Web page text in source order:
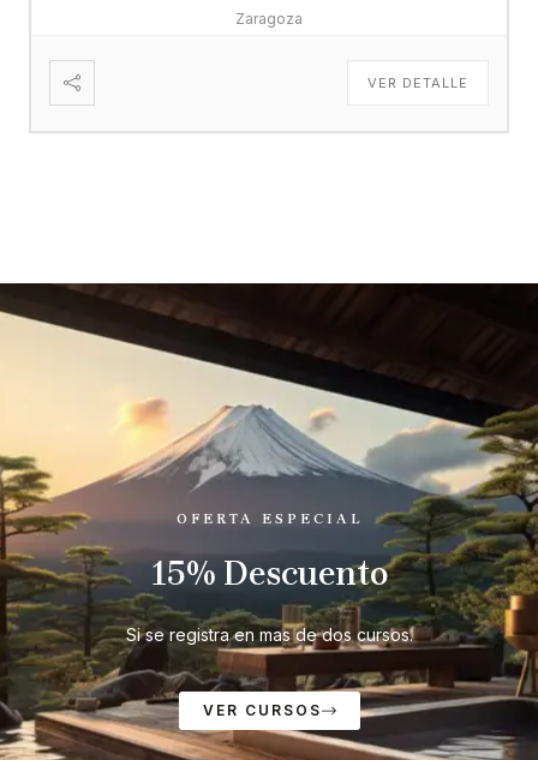
Zaragoza
VER DETALLE
OFERTA ESPECIAL
15% Descuento
Si se registra en mas de dos cursos.
VER CURSOS